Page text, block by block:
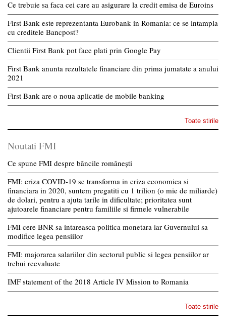
Ce trebuie sa faca cei care au asigurare la credit emisa de Euroins
First Bank este reprezentanta Eurobank in Romania: ce se intampla
cu creditele Bancpost?
Clientii First Bank pot face plati prin Google Pay
First Bank anunta rezultatele financiare din prima jumatate a anului
2021
First Bank are o noua aplicatie de mobile banking
Toate stirile
Noutati FMI
Ce spune FMI despre băncile românești
FMI: criza COVID-19 se transforma in criza economica si
financiara in 2020, suntem pregatiti cu 1 trilion (o mie de miliarde)
de dolari, pentru a ajuta tarile in dificultate; prioritatea sunt
ajutoarele financiare pentru familiile si firmele vulnerabile
FMI cere BNR sa intareasca politica monetara iar Guvernului sa
modifice legea pensiilor
FMI: majorarea salariilor din sectorul public si legea pensiilor ar
trebui reevaluate
IMF statement of the 2018 Article IV Mission to Romania
Toate stirile